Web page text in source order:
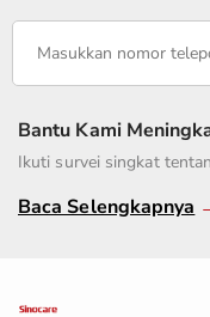
Bantu Kami
Ikuti survei singkat
Baca Selengkapnya